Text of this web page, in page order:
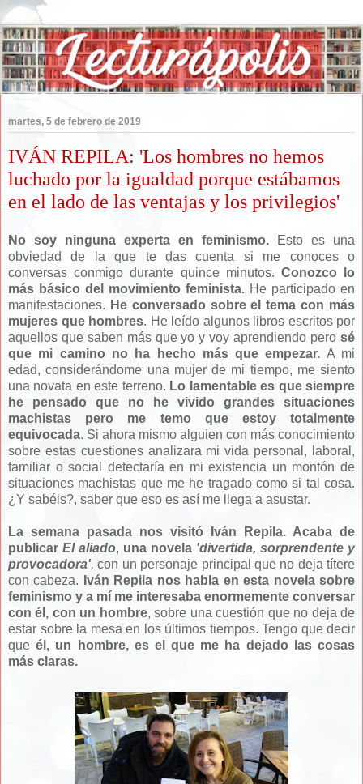
martes, 5 de febrero de 2019
IVÁN REPILA: 'Los hombres no hemos
luchado por la igualdad porque estábamos
en el lado de las ventajas y los privilegios'
No soy ninguna experta en feminismo. Esto es una
obviedad de la que te das cuenta si me conoces o
conversas conmigo durante quince minutos. Conozco lo
más básico del movimiento feminista. He participado en
manifestaciones. He conversado sobre el tema con más
mujeres que hombres. He leído algunos libros escritos por
aquellos que saben más que yo y voy aprendiendo pero sé
que mi camino no ha hecho más que empezar. A mi
edad, considerándome una mujer de mi tiempo, me siento
una novata en este terreno. Lo lamentable es que siempre
he pensado que no he vivido grandes situaciones
machistas pero me temo que estoy totalmente
equivocada. Si ahora mismo alguien con más conocimiento
sobre estas cuestiones analizara mi vida personal, laboral,
familiar o social detectaría en mi existencia un montón de
situaciones machistas que me he tragado como si tal cosa.
¿Y sabéis?, saber que eso es así me llega a asustar.
La semana pasada nos visitó Iván Repila. Acaba de
publicar El aliado, una novela 'divertida, sorprendente y
provocadora', con un personaje principal que no deja títere
con cabeza. Iván Repila nos habla en esta novela sobre
feminismo y a mí me interesaba enormemente conversar
con él, con un hombre, sobre una cuestión que no deja de
estar sobre la mesa en los últimos tiempos. Tengo que decir
queél, un hombre, es el que me ha dejado las cosas
más claras.